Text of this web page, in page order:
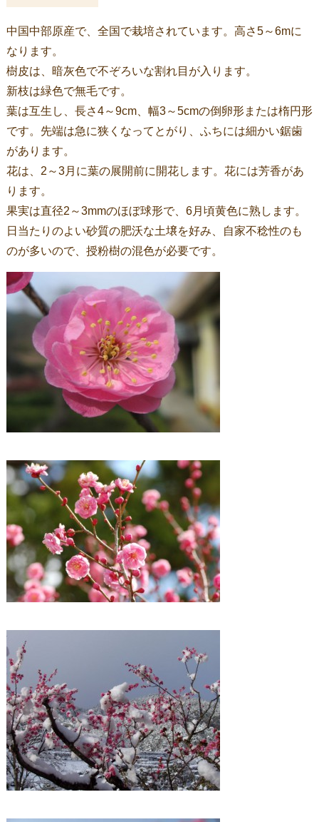
中国中部原産で、全国で栽培されています。高さ5～6mに
なります。
樹皮は、暗灰色で不ぞろいな割れ目が入ります。
新枝は緑色で無毛です。
葉は互生し、長さ4～9cm、幅3～5cmの倒卵形または楕円形
です。先端は急に狭くなってとがり、ふちには細かい鋸歯
があります。
花は、2～3月に葉の展開前に開花します。花には芳香があ
ります。
果実は直径2～3mmのほぼ球形で、6月頃黄色に熟します。
日当たりのよい砂質の肥沃な土壌を好み、自家不稔性のも
のが多いので、授粉樹の混色が必要です。